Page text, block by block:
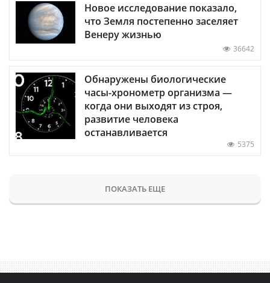
Новое исследование показало,
что Земля постепенно заселяет
Венеру жизнью
36642
Обнаружены биологические
часы-хронометр организма —
когда они выходят из строя,
развитие человека
останавливается
5375
ПОКАЗАТЬ ЕЩЕ